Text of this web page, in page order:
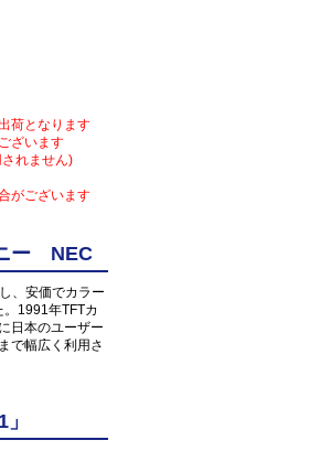
荷となります
ざいます
れません)
がございます
ー NEC
、安価でカラー
1991年TFTカ
日本のユーザー
で幅広く利用さ